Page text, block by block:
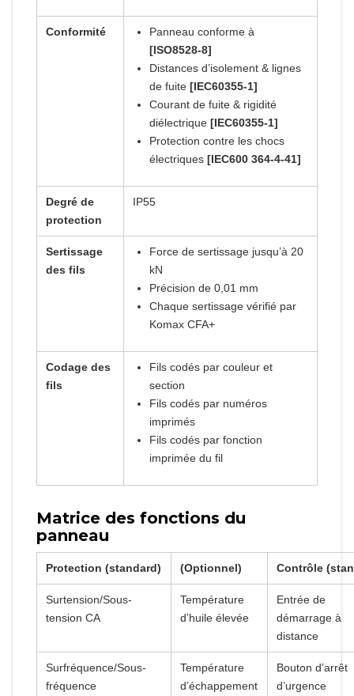
Conformité
Panneau conforme à
[ISO8528-8]
Distances d’isolement & lignes
de fuite[IEC60355-1]
Courant de fuite & rigidité
diélectrique[IEC60355-1]
Protection contre les chocs
électriques[IEC600 364-4-41]
Degré de
protection
IP55
Sertissage
des fils
Force de sertissage jusqu’à 20
kN
Précision de 0,01 mm
Chaque sertissage vérifié par
Komax CFA+
Codage des
fils
Fils codés par couleur et
section
Fils codés par numéros
imprimés
Fils codés par fonction
imprimée du fil
Matrice des fonctions du
panneau
Protection (standard) (Optionnel) Contrôle
Surtension/Sous-
tension CA
Température
d’huile élevée
Entrée de
démarrage à
distance
Surfréquence/Sous-
fréquence
Température
d’échappement
Bouton d’arrêt
d’urgence